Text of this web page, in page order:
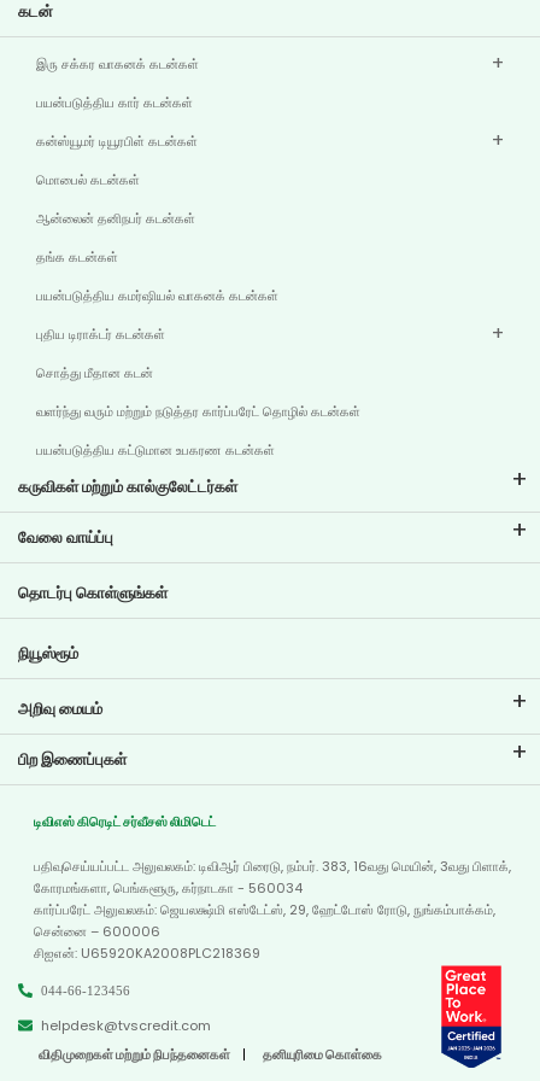
கடன்
இரு சக்கர வாகனக் கடன்கள்
பயன்படுத்திய கார் கடன்கள்
கன்ஸ்யூமர் டியூரபிள் கடன்கள்
மொபைல் கடன்கள்
ஆன்லைன் தனிநபர் கடன்கள்
தங்க கடன்கள்
பயன்படுத்திய கமர்ஷியல் வாகனக் கடன்கள்
புதிய டிராக்டர் கடன்கள்
சொத்து மீதான கடன்
வளர்ந்து வரும் மற்றும் நடுத்தர கார்ப்பரேட் தொழில் கடன்கள்
பயன்படுத்திய கட்டுமான உபகரண கடன்கள்
கருவிகள் மற்றும் கால்குலேட்டர்கள்
இஎம்ஐ கால்குலேட்டர்
இரு சக்கர வாகனக் கடன் இஎம்ஐ கால்குலேட்டர்
கார் மதிப்பீட்டு கருவி
வேலை வாய்ப்பு
தற்போதைய வேலை வாய்ப்புகள்
தொடர்பு கொள்ளுங்கள்
நியூஸ்ரூம்
அறிவு மையம்
வலைப்பதிவுகள்
அடிக்கடி கேட்கப்படும் கேள்விகள்
சான்றுகள்
வீடியோ கேலரி
பிற இணைப்புகள்
டீலர் இருப்பிடம்
வரைபடம்
டிவிஎஸ் கிரெடிட் சர்வீசஸ் லிமிடெட்
பதிவுசெய்யப்பட்ட அலுவலகம்: டிவிஆர் பிரைடு, நம்பர். 383, 16வது மெயின், 3வது பிளாக்,
கோரமங்களா, பெங்களூரு, கர்நாடகா - 560034
கார்ப்பரேட் அலுவலகம்: ஜெயலக்ஷ்மி எஸ்டேட்ஸ், 29, ஹேட்டோஸ் ரோடு, நுங்கம்பாக்கம்,
சென்னை – 600006
சிஐஎன்: U65920KA2008PLC218369
044-66-123456
helpdesk@tvscredit.com
விதிமுறைகள் மற்றும் நிபந்தனைகள்
தனியுரிமை கொள்கை